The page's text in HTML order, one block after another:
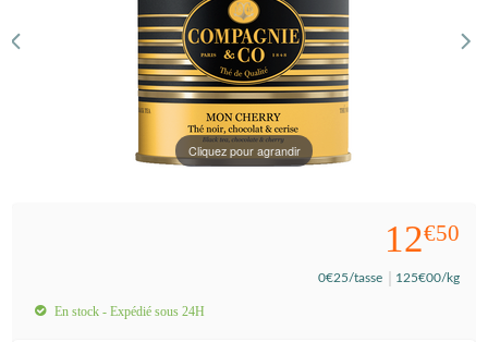
Cliquez pour agrandir
12€50
0€25/tasse 125€00/kg
En stock - Expédié sous 24H